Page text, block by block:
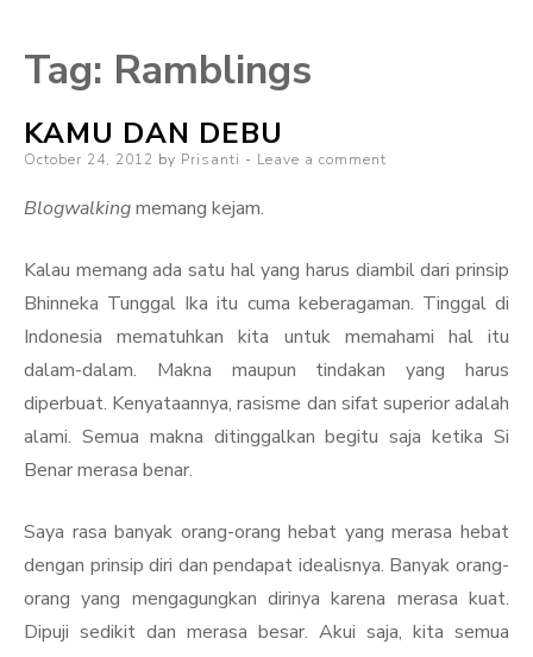
Tag: Ramblings
KAMU DAN DEBU
Posted
October 24, 2012 by Prisanti Leave a comment
Blogwalkingmemang kejam.
Kalau memang ada satu hal yang harus diambil dari prinsip
Bhinneka Tunggal Ika itu cuma keberagaman. Tinggal di
Indonesia mematuhkan kita untuk memahami hal itu
dalam-dalam. Makna maupun tindakan yang harus
diperbuat. Kenyataannya, rasisme dan sifat superior adalah
alami. Semua makna ditinggalkan begitu saja ketika Si
Benar merasa benar.
Saya rasa banyak orang-orang hebat yang merasa hebat
dengan prinsip diri dan pendapat idealisnya. Banyak orang-
orang yang mengagungkan dirinya karena merasa kuat.
Dipuji sedikit dan merasa besar. Akui saja, kita semua